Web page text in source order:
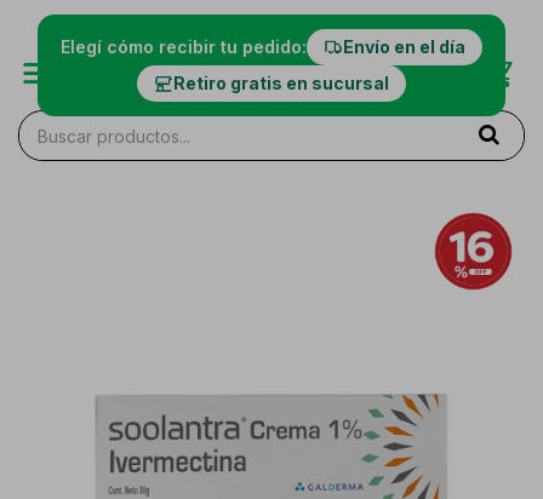
Elegí cómo recibir tu pedido:
Envío en el día
Retiro gratis en sucursal